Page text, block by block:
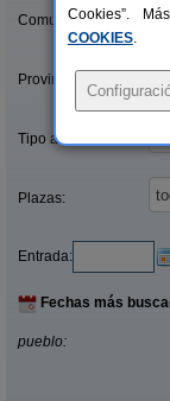
Comunidades:
Provincias/Islas:
Tipo alquiler:
Plazas:
Entrada:
Fechas más
pueblo:
Cookies”.
COOKIES.